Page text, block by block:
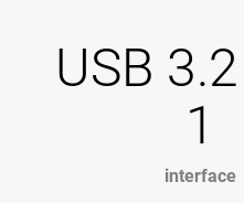
USB
1
interface